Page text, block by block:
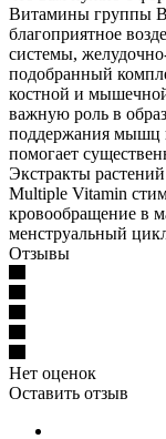
Витамины группы В,
благоприятное
системы,
подобранный
костной и
важную роль в
поддержания мышц
помогает
Экстракты
Multiple Vitamin
кровообращение в
менструальный
Отзывы
Нет оценок
Оставить отзыв